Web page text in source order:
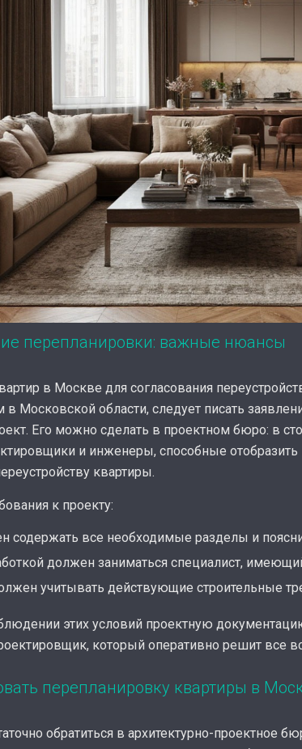
перепланировки: важные нюансы
в Москве для согласования
Московской области, следует писать
Его можно сделать в проектном бюро: в
и инженеры, способные
квартиры.
к проекту:
содержать все необходимые разделы и
должен заниматься специалист,
учитывать действующие строительные
этих условий проектную
который оперативно решит все
перепланировку квартиры в
обратиться в архитектурно-проектное